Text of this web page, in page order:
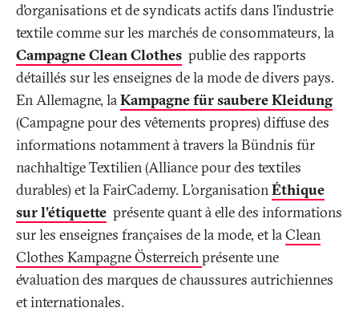
d’organisations et de syndicats actifs dans l’industrie
textile comme sur les marchés de consommateurs, la
Campagne Clean Clothes publie des rapports
détaillés sur les enseignes de la mode de divers pays.
En Allemagne, laKampagne für saubere Kleidung
(Campagne pour des vêtements propres) diffuse des
informations notamment à travers la Bündnis für
nachhaltige Textilien (Alliance pour des textiles
durables) et la FairCademy. L’organisationÉthique
sur l’étiquette présente quant à elle des informations
sur les enseignes françaises de la mode, et laClean
Clothes Kampagne Österreichprésente une
évaluation des marques de chaussures autrichiennes
et internationales.